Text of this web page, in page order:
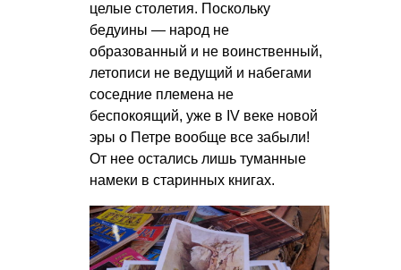
целые столетия. Поскольку
бедуины — народ не
образованный и не воинственный,
летописи не ведущий и набегами
соседние племена не
беспокоящий, уже в IV веке новой
эры о Петре вообще все забыли!
От нее остались лишь туманные
намеки в старинных книгах.